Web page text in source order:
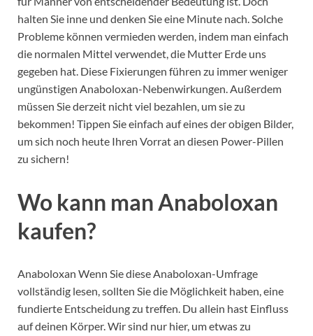
halten Sie inne und denken Sie eine Minute nach. Solche
Probleme können vermieden werden, indem man einfach
die normalen Mittel verwendet, die Mutter Erde uns
gegeben hat. Diese Fixierungen führen zu immer weniger
ungünstigen Anaboloxan-Nebenwirkungen. Außerdem
müssen Sie derzeit nicht viel bezahlen, um sie zu
bekommen! Tippen Sie einfach auf eines der obigen Bilder,
um sich noch heute Ihren Vorrat an diesen Power-Pillen
zu sichern!
Wo kann man Anaboloxan
kaufen?
Anaboloxan Wenn Sie diese Anaboloxan-Umfrage
vollständig lesen, sollten Sie die Möglichkeit haben, eine
fundierte Entscheidung zu treffen. Du allein hast Einfluss
auf deinen Körper. Wir sind nur hier, um etwas zu